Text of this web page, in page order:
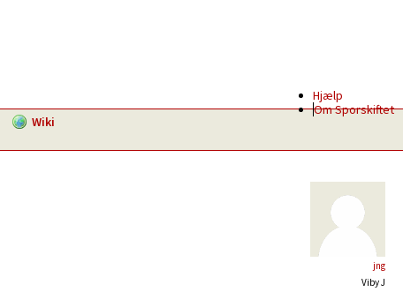
Hjælp
Om Sporskiftet
Wiki
jng
Viby J